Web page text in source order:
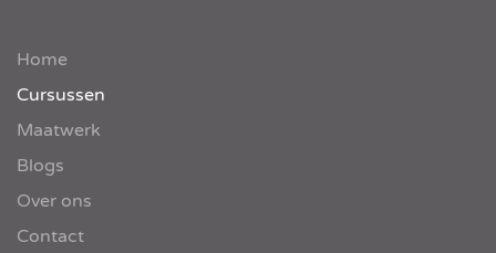
Home
Cursussen
Maatwerk
Blogs
Over ons
Contact